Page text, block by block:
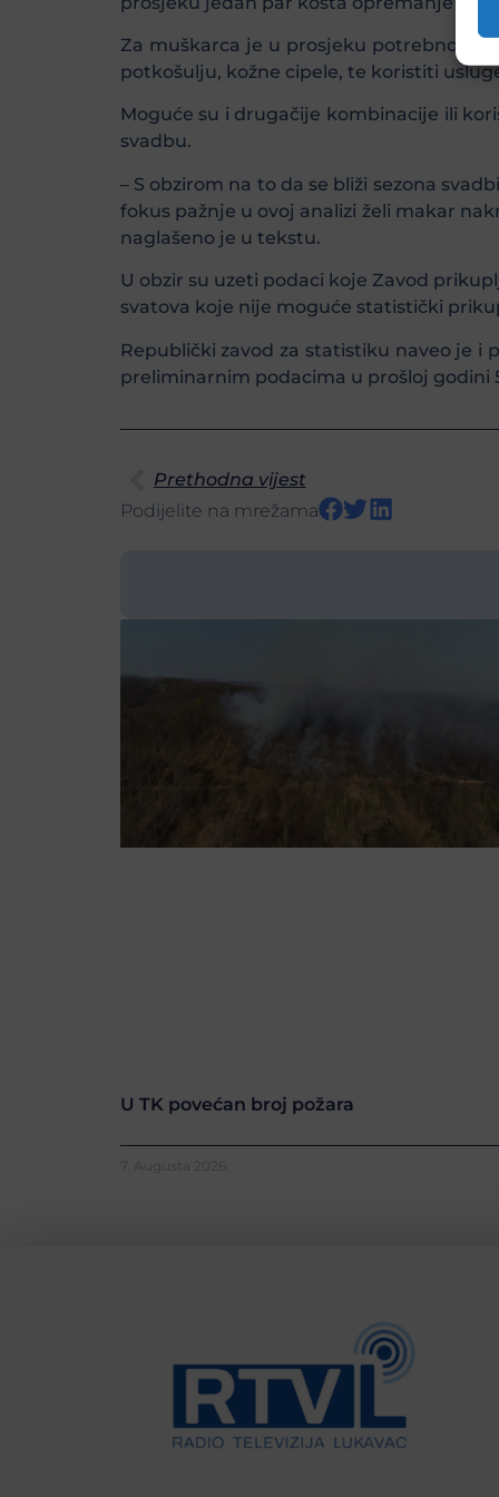
Za muškarca je u prosjeku potrebno u
potkošulju, kožne cipele, te koristiti
Moguće su i drugačije kombinacije ili
svadbu.
– S obzirom na to da se bliži sezona
fokus pažnje u ovoj analizi želi makar
naglašeno je u tekstu.
U obzir su uzeti podaci koje Zavod
svatova koje nije moguće statistički
Republički zavod za statistiku naveo je i
preliminarnim podacima u prošloj godini
Prethodna vijest
Podijelite na mrežama
U TK povećan broj požara
7. Augusta 2026.